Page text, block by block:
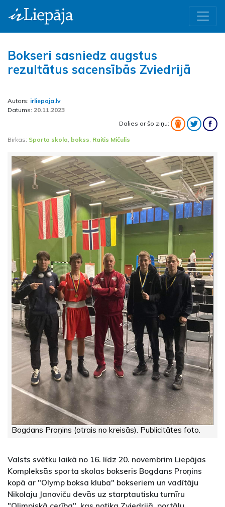
Bokseri sasniedz augstus
rezultātus sacensībās Zviedrijā
Autors: irliepaja.lv
Datums: 20.11.2023
Dalies ar šo ziņu:
Birkas: Sporta skola bokss Raitis Mičulis
Bogdans Proņins (otrais no kreisās). Publicitātes foto.
Valsts svētku laikā no 16. līdz 20. novembrim Liepājas
Kompleksās sporta skolas bokseris Bogdans Proņins
kopā ar "Olymp boksa kluba" bokseriem un vadītāju
Nikolaju Janoviču devās uz starptautisku turnīru